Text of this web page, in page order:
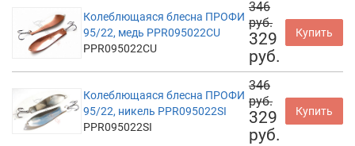
Колеблющаяся блесна ПРОФИ
95/22, медь PPR095022CU
PPR095022CU
346
руб.
329
руб.
Купить
Колеблющаяся блесна ПРОФИ
95/22, никель PPR095022SI
PPR095022SI
346
руб.
329
руб.
Купить